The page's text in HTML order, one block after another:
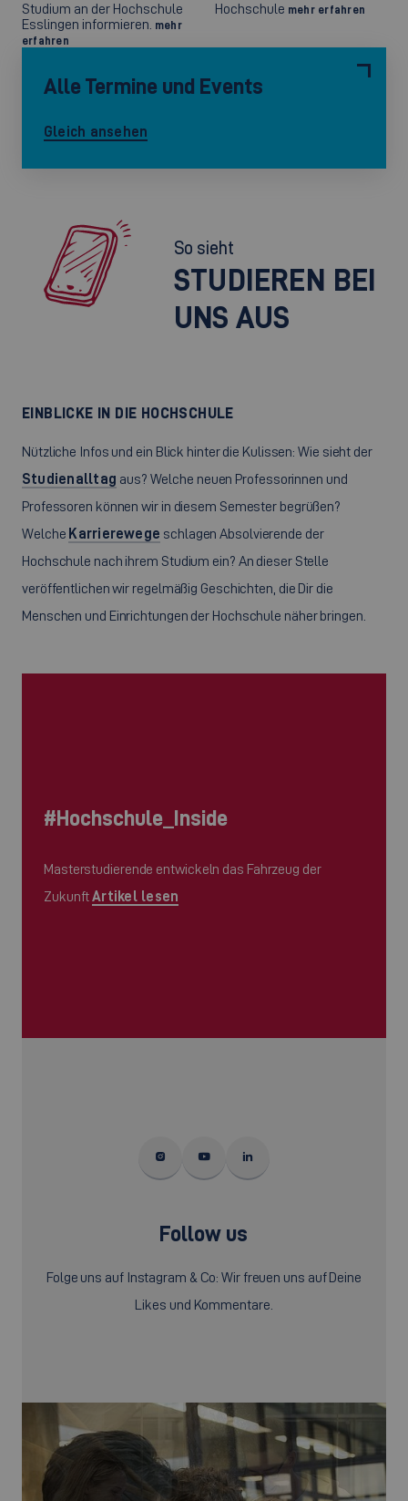
Studium an der Hochschule
Esslingen informieren.
mehr
erfahren
Hochschule mehr erfahren
Alle Termine und Events
Gleich ansehen
So sieht
STUDIEREN BEI
UNS AUS
EINBLICKE IN DIE HOCHSCHULE
Nützliche Infos und ein Blick hinter die Kulissen: Wie sieht der
Studienalltag aus? Welche neuen Professorinnen und
Professoren können wir in diesem Semester begrüßen?
Welche Karrierewege schlagen Absolvierende der
Hochschule nach ihrem Studium ein? An dieser Stelle
veröffentlichen wir regelmäßig Geschichten, die Dir die
Menschen und Einrichtungen der Hochschule näher bringen.
#Hochschule_Inside
Masterstudierende entwickeln das Fahrzeug der
ZukunftArtikel lesen
Follow us
Folge uns auf Instagram & Co: Wir freuen uns auf Deine
Likes und Kommentare.